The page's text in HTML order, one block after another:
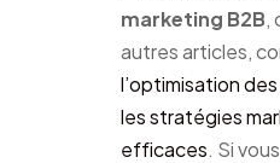
marketing B2B,
autres articles,
l’optimisation
les stratégies
efficaces. Si